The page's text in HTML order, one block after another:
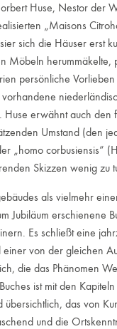
Huse, Nestor der
„Maisons
sich die Häuser erst
Möbeln herummäkelte,
persönliche
erwähnt auch den
Umstand (den
„homo corbusiensis“
Skizzen wenig zu
als vielmehr
Jubiläum erschienene
Es schließt eine
von der gleichen
die das Phänomen
ist mit den
das von
und die